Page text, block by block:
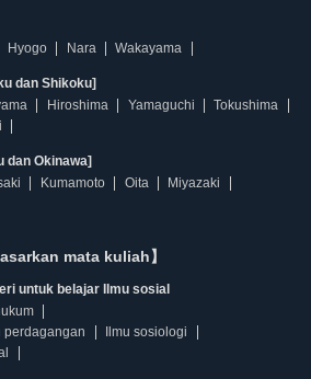
Hyogo Nara Wakayama
dan Shikoku]
Hiroshima Yamaguchi
Tokushima
dan Okinawa]
Kumamoto Oita
Miyazaki
mata kuliah】
untuk belajar Ilmu sosial
perdagangan
Ilmu sosiologi